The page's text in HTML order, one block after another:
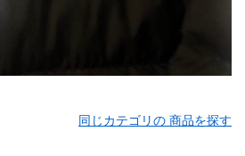
同じカテゴリの 商品を探す